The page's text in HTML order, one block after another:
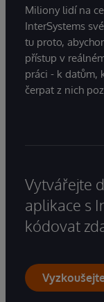
Miliony lidí na
InterSystems
tu proto,
přístup v
práci - k datům,
čerpat z nich
Vytvářejte
aplikace s
kódovat